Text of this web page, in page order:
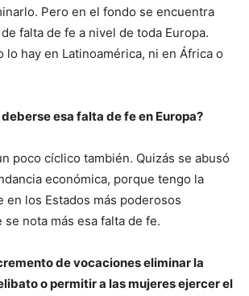
Pero en el fondo se encuentra
falta de fe a nivel de toda Europa.
lo hay en Latinoamérica, ni en África o
esa falta de fe en Europa?
poco cíclico también. Quizás se abusó
económica, porque tengo la
en los Estados más poderosos
nota más esa falta de fe.
de vocaciones eliminar la
o permitir a las mujeres ejercer el